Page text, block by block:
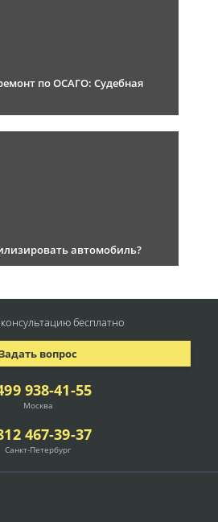
по ОСАГО: Судебная
автомобиль?
938-41-55
Москва
467-39-37
Санкт-Петербург
вопрос
бесплатно